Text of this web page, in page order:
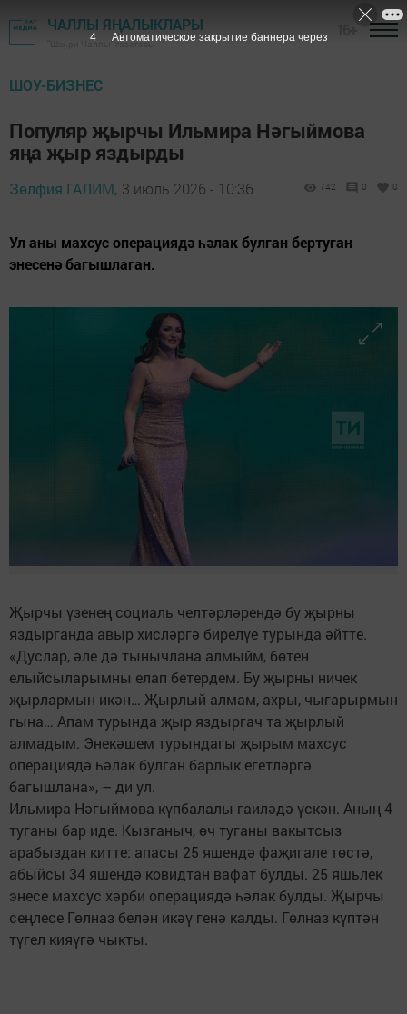
ЧАЛЛЫ ЯҢАЛЫКЛАРЫ
"Шәһри Чаллы" газетасы
ШОУ-БИЗНЕС
Популяр җырчы Ильмира Нәгыймова
яңа җыр яздырды
Зөлфия ГАЛИМ, 3 июль 2026 - 10:36 742 0 0
Ул аны махсус операциядә һәлак булган бертуган
энесенә багышлаган.
Җырчы үзенең социаль челтәрләрендә бу җырны
яздырганда авыр хисләргә бирелүе турында әйтте.
«Дуслар, әле дә тынычлана алмыйм, бөтен
елыйсыларымны елап бетердем. Бу җырны ничек
җырлармын икән… Җырлый алмам, ахры, чыгарырмын
гына… Апам турында җыр яздыргач та җырлый
алмадым. Энекәшем турындагы җырым махсус
операциядә һәлак булган барлык егетләргә
багышлана», – ди ул.
Ильмира Нәгыймова күпбалалы гаиләдә үскән. Аның 4
туганы бар иде. Кызганыч, өч туганы вакытсыз
арабыздан китте: апасы 25 яшендә фаҗигале төстә,
абыйсы 34 яшендә ковидтан вафат булды. 25 яшьлек
энесе махсус хәрби операциядә һәлак булды. Җырчы
сеңлесе Гөлназ белән икәү генә калды. Гөлназ күптән
түгел кияүгә чыкты.
3 Автоматическое закрытие баннера через